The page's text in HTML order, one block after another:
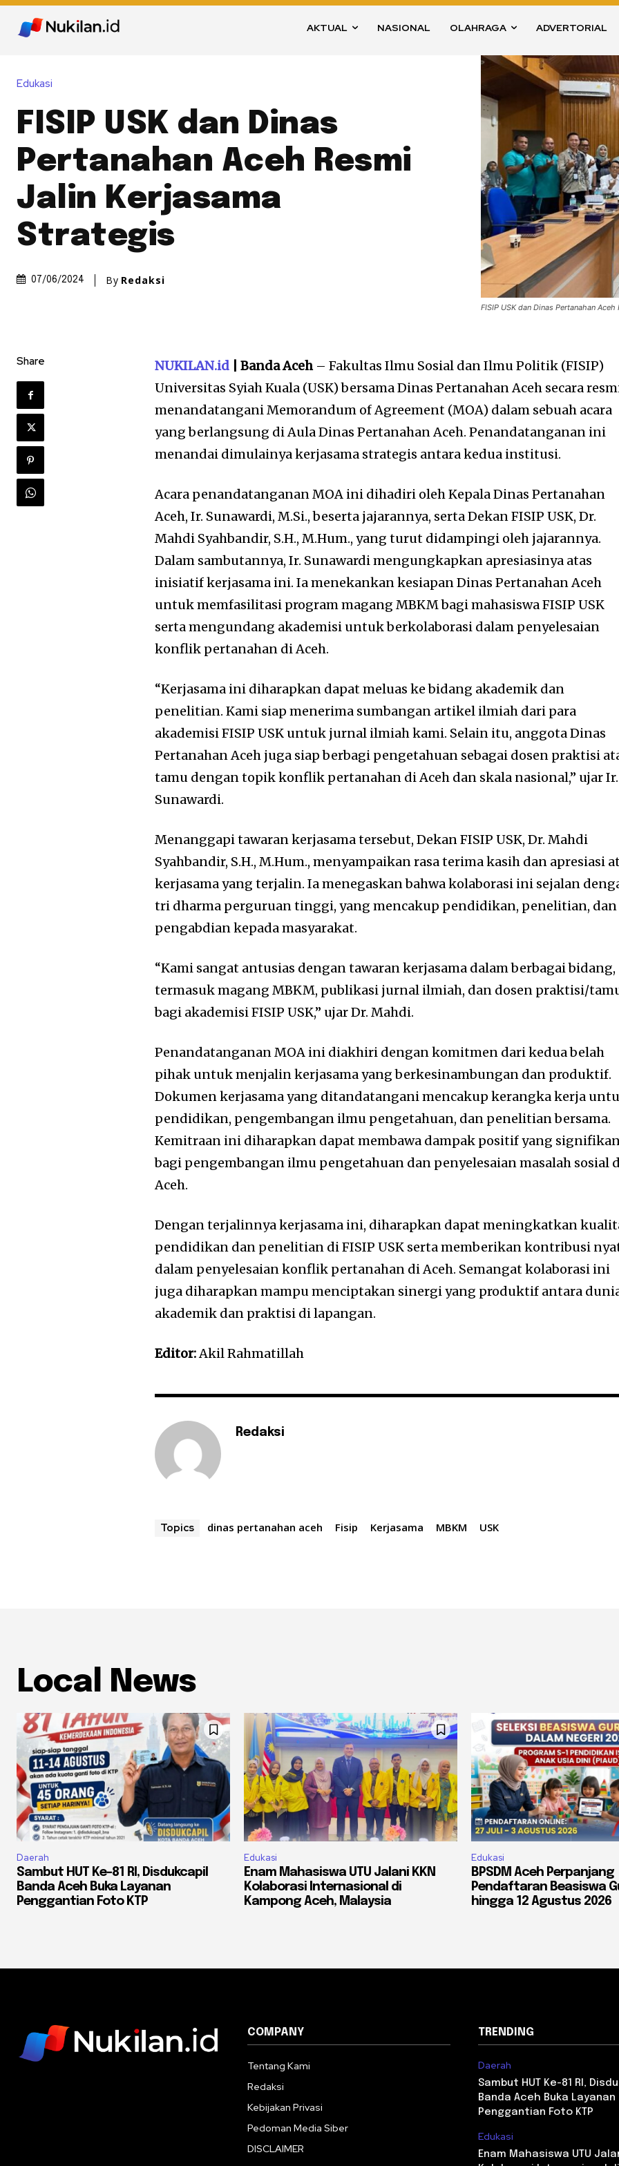
AKTUAL NASIONAL OLAHRAGA ADVERTORIAL
Edukasi
FISIP USK dan Dinas
Pertanahan Aceh Resmi
Jalin Kerjasama
Strategis
07/06/2024 By Redaksi
FISIP USK dan Dinas Pertanahan
Share NUKILAN.id | Banda Aceh– Fakultas Ilmu Sosial dan Ilmu Politik (FISIP)
Universitas Syiah Kuala (USK) bersama Dinas Pertanahan Aceh secara
menandatangani Memorandum of Agreement (MOA) dalam sebuah acara
yang berlangsung di Aula Dinas Pertanahan Aceh. Penandatanganan ini
menandai dimulainya kerjasama strategis antara kedua institusi.
Acara penandatanganan MOA ini dihadiri oleh Kepala Dinas Pertanahan
Aceh, Ir. Sunawardi, M.Si., beserta jajarannya, serta Dekan FISIP USK, Dr.
Mahdi Syahbandir, S.H., M.Hum., yang turut didampingi oleh jajarannya.
Dalam sambutannya, Ir. Sunawardi mengungkapkan apresiasinya atas
inisiatif kerjasama ini. Ia menekankan kesiapan Dinas Pertanahan Aceh
untuk memfasilitasi program magang MBKM bagi mahasiswa FISIP USK
serta mengundang akademisi untuk berkolaborasi dalam penyelesaian
konflik pertanahan di Aceh.
“Kerjasama ini diharapkan dapat meluas ke bidang akademik dan
penelitian. Kami siap menerima sumbangan artikel ilmiah dari para
akademisi FISIP USK untuk jurnal ilmiah kami. Selain itu, anggota Dinas
Pertanahan Aceh juga siap berbagi pengetahuan sebagai dosen praktisi
tamu dengan topik konflik pertanahan di Aceh dan skala nasional,” ujar Ir.
Sunawardi.
Menanggapi tawaran kerjasama tersebut, Dekan FISIP USK, Dr. Mahdi
Syahbandir, S.H., M.Hum., menyampaikan rasa terima kasih dan apresiasi
kerjasama yang terjalin. Ia menegaskan bahwa kolaborasi ini sejalan
tri dharma perguruan tinggi, yang mencakup pendidikan, penelitian, dan
pengabdian kepada masyarakat.
“Kami sangat antusias dengan tawaran kerjasama dalam berbagai bidang,
termasuk magang MBKM, publikasi jurnal ilmiah, dan dosen praktisi/
bagi akademisi FISIP USK,” ujar Dr. Mahdi.
Penandatanganan MOA ini diakhiri dengan komitmen dari kedua belah
pihak untuk menjalin kerjasama yang berkesinambungan dan produktif.
Dokumen kerjasama yang ditandatangani mencakup kerangka kerja
pendidikan, pengembangan ilmu pengetahuan, dan penelitian bersama.
Kemitraan ini diharapkan dapat membawa dampak positif yang
bagi pengembangan ilmu pengetahuan dan penyelesaian masalah sosial
Aceh.
Dengan terjalinnya kerjasama ini, diharapkan dapat meningkatkan
pendidikan dan penelitian di FISIP USK serta memberikan kontribusi
dalam penyelesaian konflik pertanahan di Aceh. Semangat kolaborasi ini
juga diharapkan mampu menciptakan sinergi yang produktif antara
akademik dan praktisi di lapangan.
Editor:Akil Rahmatillah
Redaksi
Topics dinas pertanahan aceh Fisip Kerjasama MBKM USK
Local News
Daerah
Sambut HUT Ke-81 RI, Disdukcapil
Banda Aceh Buka Layanan
Penggantian Foto KTP
Edukasi
Enam Mahasiswa UTU Jalani KKN
Kolaborasi Internasional di
Kampong Aceh, Malaysia
Edukasi
BPSDM Aceh Perpanjang
Pendaftaran Beasiswa
hingga 12 Agustus 2026
COMPANY
Tentang Kami
Redaksi
Kebijakan Privasi
Pedoman Media Siber
DISCLAIMER
TRENDING
Daerah
Sambut HUT Ke-81 RI,
Banda Aceh Buka Layanan
Penggantian Foto KTP
Edukasi
Enam Mahasiswa UTU